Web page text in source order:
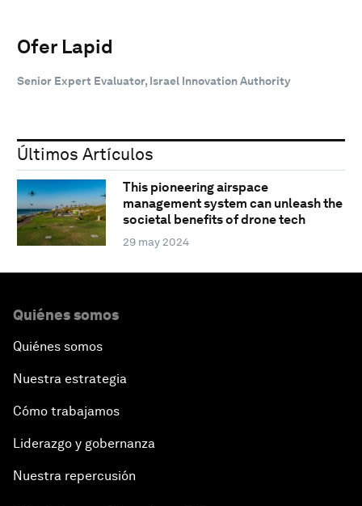
Ofer Lapid
Senior Expert Evaluator, Israel Innovation Authority
Últimos Artículos
This pioneering airspace
management system can unleash the
societal benefits of drone tech
29 may 2024
Quiénes somos
Quiénes somos
Nuestra estrategia
Cómo trabajamos
Liderazgo y gobernanza
Nuestra repercusión